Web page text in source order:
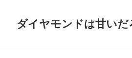
ダイヤモンドは甘い